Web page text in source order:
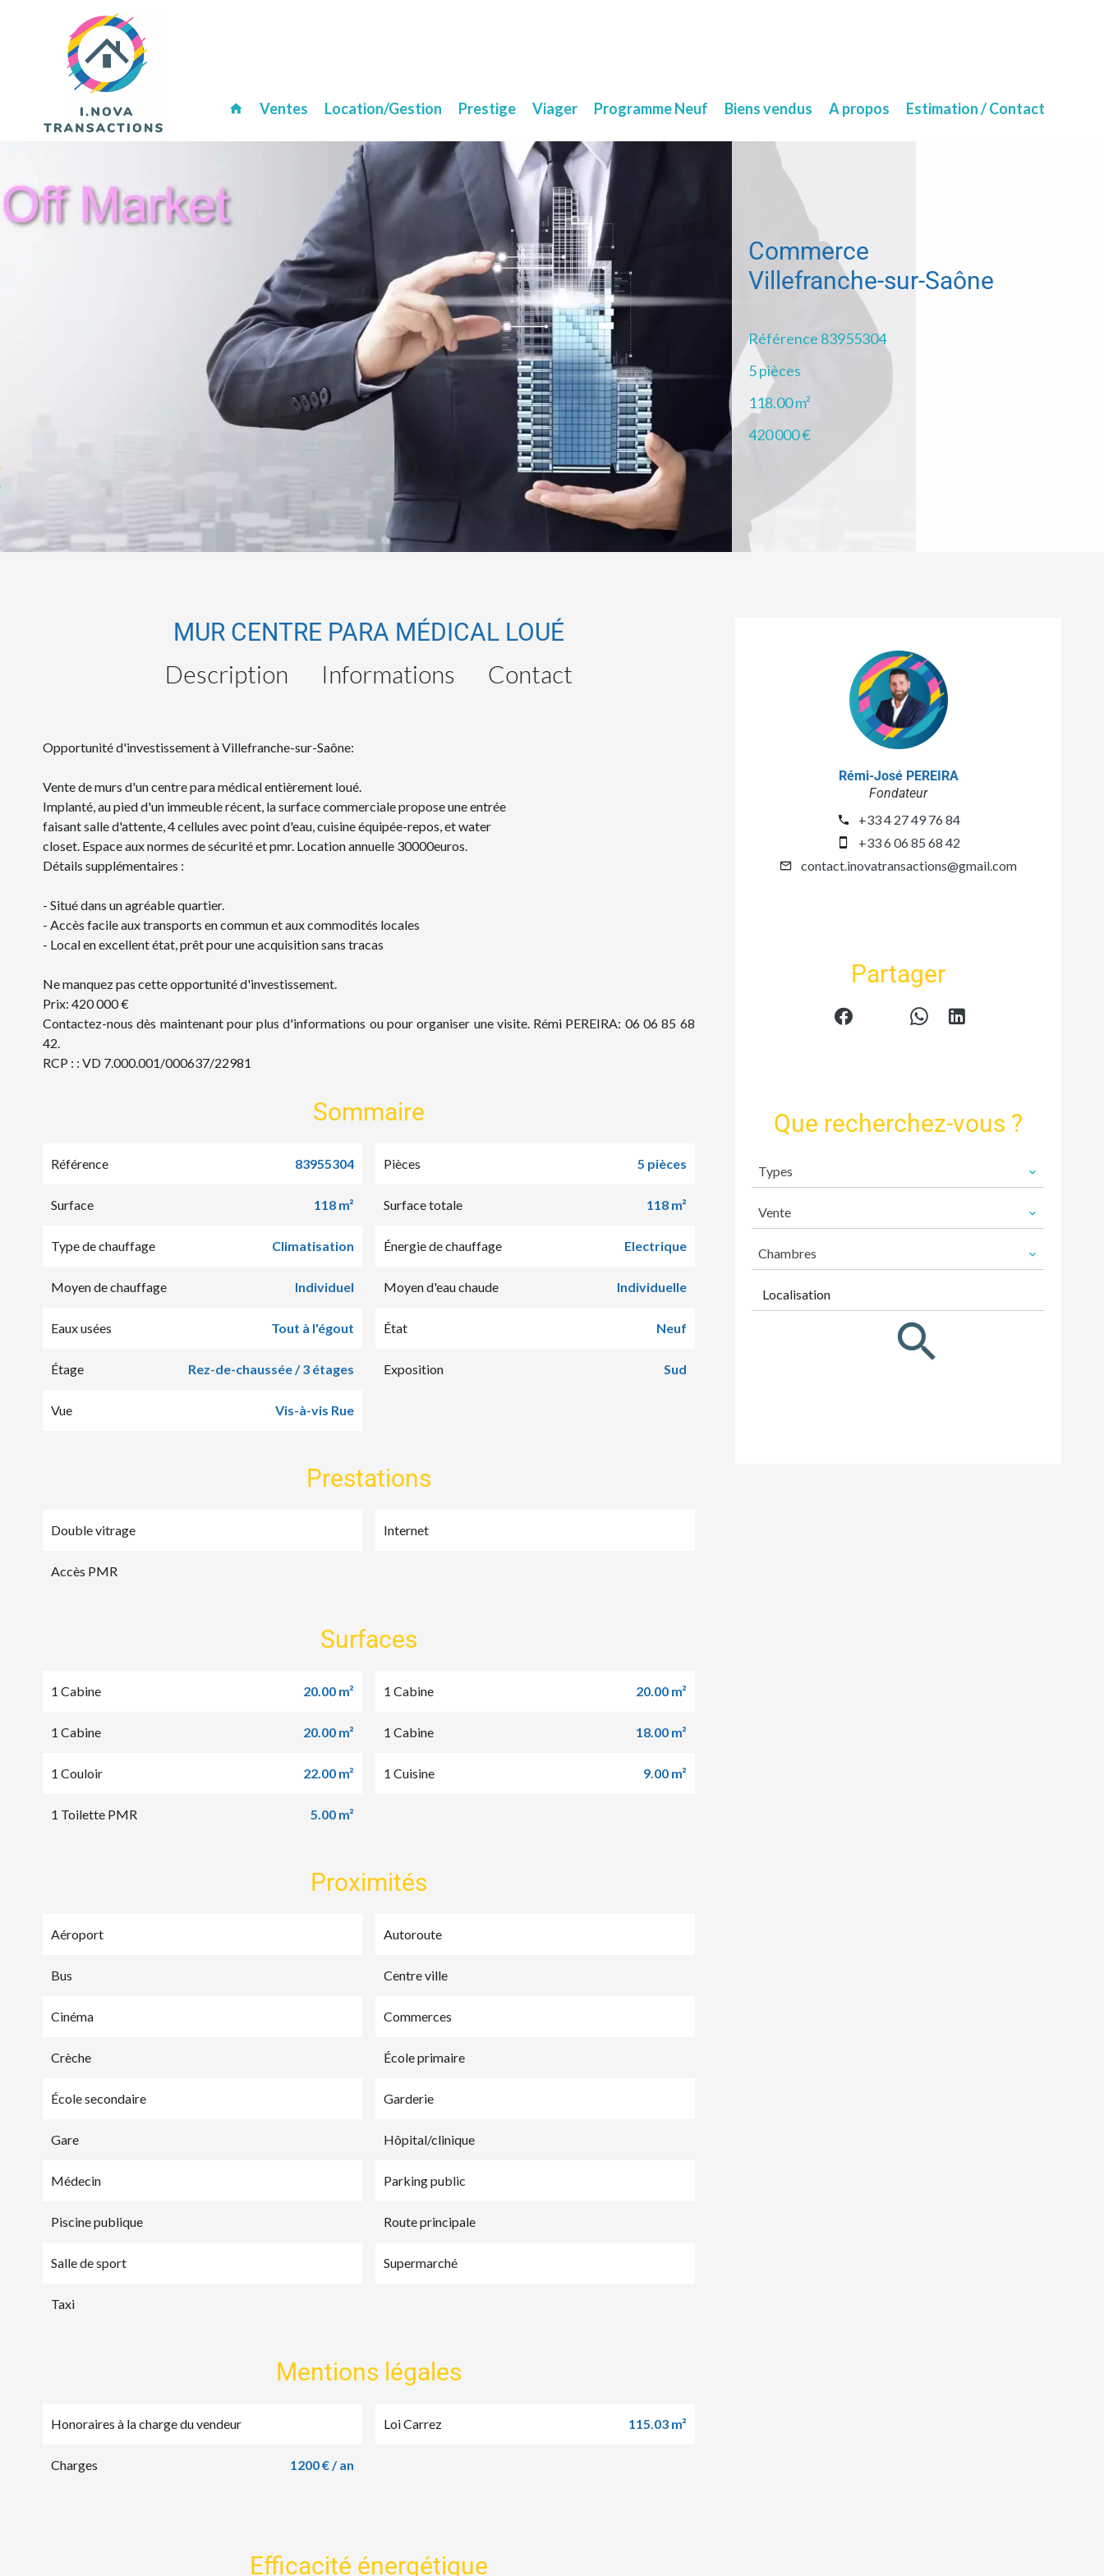
Ventes Location/Gestion Prestige Viager Programme Neuf Biens vendus A propos Estimation / Contact
Commerce
Villefranche-sur-Saône
Référence 83955304
5 pièces
118.00m²
420 000 €
MUR CENTRE PARA MÉDICAL LOUÉ
Description Informations Contact
Opportunité d'investissement à Villefranche-sur-Saône:
Vente de murs d'un centre para médical entièrement loué.
Implanté, au pied d'un immeuble récent, la surface commerciale propose une entrée
faisant salle d'attente, 4 cellules avec point d'eau, cuisine équipée-repos, et water
closet. Espace aux normes de sécurité et pmr. Location annuelle 30000euros.
Détails supplémentaires :
- Situé dans un agréable quartier.
- Accès facile aux transports en commun et aux commodités locales
- Local en excellent état, prêt pour une acquisition sans tracas
Ne manquez pas cette opportunité d'investissement.
Prix: 420 000 €
Contactez-nous dès maintenant pour plus d'informations ou pour organiser une visite. Rémi PEREIRA: 06 06 85 68
42.
RCP : : VD 7.000.001/000637/22981
Sommaire
Référence 83955304 Pièces 5 pièces
Surface 118 m² Surface totale 118 m²
Type de chauffage Climatisation Énergie de chauffage Electrique
Moyen de chauffage Individuel Moyen d'eau chaude Individuelle
Eaux usées Tout à l'égout État Neuf
Étage Rez-de-chaussée / 3 étages Exposition Sud
Vue Vis-à-vis Rue
Prestations
Double vitrage Internet
Accès PMR
Surfaces
1 Cabine 20.00 m² 1 Cabine 20.00 m²
1 Cabine 20.00 m² 1 Cabine 18.00 m²
1 Couloir 22.00 m² 1 Cuisine 9.00 m²
1 Toilette PMR 5.00 m²
Proximités
Aéroport Autoroute
Bus Centre ville
Cinéma Commerces
Crèche École primaire
École secondaire Garderie
Gare Hôpital/clinique
Médecin Parking public
Piscine publique Route principale
Salle de sport Supermarché
Taxi
Mentions légales
Honoraires à la charge du vendeur Loi Carrez 115.03 m²
Charges 1200 € / an
Efficacité énergétique
Rémi-José PEREIRA
Fondateur
+33 4 27 49 76 84
+33 6 06 85 68 42
contact.inovatransactions@gmail.com
Partager
Que recherchez-vous ?
Types
Vente
Chambres
Localisation